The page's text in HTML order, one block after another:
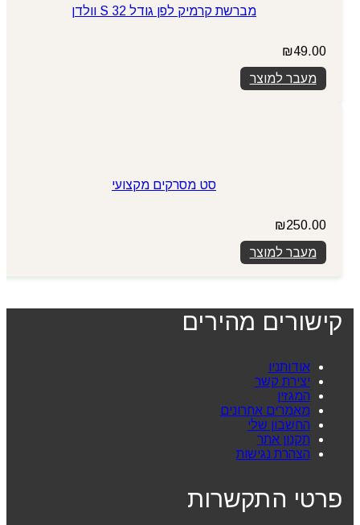
מברשת קרמיק לפן גודל 32 S וולדן
₪49.00
מעבר למוצר
סט מסרקים מקצועי
₪250.00
מעבר למוצר
קישורים מהירים
אודותניו
יצירת קשר
המגזין
מאמרים אחרונים
החשבון שלי
תקנון אתר
הצהרת נגישות
פרטי התקשרות